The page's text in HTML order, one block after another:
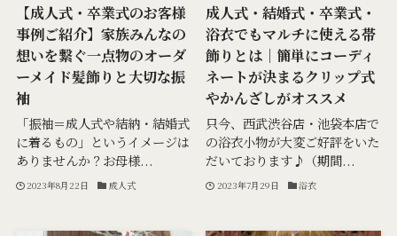
【成人式・卒業式のお客様
事例ご紹介】家族みんなの
想いを繋ぐ一点物のオーダ
ーメイド髪飾りと大切な振
袖
「振袖＝成人式や結納・結婚式
に着るもの」というイメージは
ありませんか？お母様...
2023年8月22日 成人式
成人式・結婚式・卒業式・
浴衣でもマルチに使える帯
飾りとは｜簡単にコーディ
ネートが決まるクリップ式
やかんざしがオススメ
只今、西武渋谷店・池袋本店で
の浴衣小物が大変ご好評をいた
だいております♪（期間...
2023年7月29日 浴衣